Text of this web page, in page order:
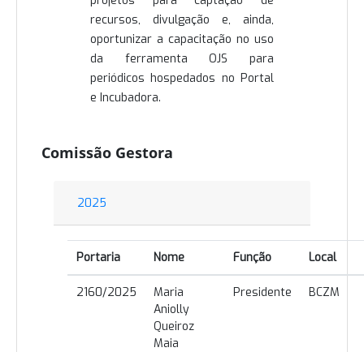
recursos, divulgação e, ainda,
oportunizar a capacitação no uso
da ferramenta OJS para
periódicos hospedados no Portal
e Incubadora.
Comissão Gestora
2025
Portaria Nome Função Local
2160/2025
Maria
Aniolly
Queiroz
Maia
Presidente BCZM